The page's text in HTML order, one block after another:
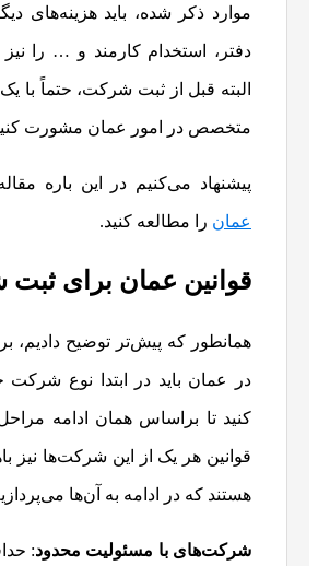
موارد ذکر شده، باید هزینه‌های
دفتر، استخدام کارمند و … را نیز
البته قبل از ثبت شرکت، حتماً با
متخصص در امور عمان مشورت
پیشنهاد می‌کنیم در این باره
عمان را مطالعه کنید.
قوانین عمان برای
همانطور که پیش‌تر توضیح دادیم،
در عمان باید در ابتدا نوع
کنید تا براساس همان ادامه
قوانین هر یک از این شرکت‌ها نیز
هستند که در ادامه به آن‌ها
شرکت‌های با مسئولیت محدود